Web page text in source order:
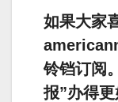
如果大家
铃铛订阅
报”办得更